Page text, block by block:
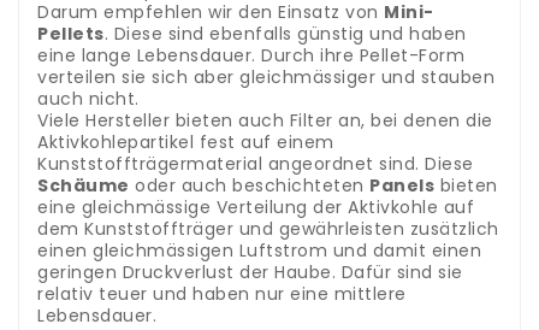
Darum empfehlen wir den Einsatz von Mini-
Pellets. Diese sind ebenfalls günstig und haben
eine lange Lebensdauer. Durch ihre Pellet-Form
verteilen sie sich aber gleichmässiger und stauben
auch nicht.
Viele Hersteller bieten auch Filter an, bei denen die
Aktivkohlepartikel fest auf einem
Kunststoffträgermaterial angeordnet sind. Diese
Schäume oder auch beschichteten Panels bieten
eine gleichmässige Verteilung der Aktivkohle auf
dem Kunststoffträger und gewährleisten zusätzlich
einen gleichmässigen Luftstrom und damit einen
geringen Druckverlust der Haube. Dafür sind sie
relativ teuer und haben nur eine mittlere
Lebensdauer.